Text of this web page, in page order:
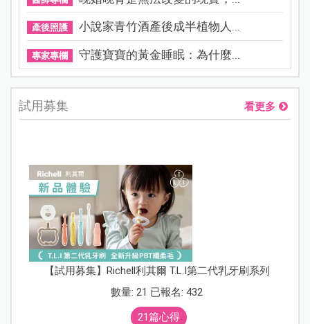
產後照護 小說家青竹酒產後成半植物人...
專家專欄 守護寶寶的黃金睡眠：為什麼...
試用募集 看更多
【試用募集】Richell利其爾 T.L.I第二代乳牙刷系列
數量: 21 已報名: 432
21篇心得